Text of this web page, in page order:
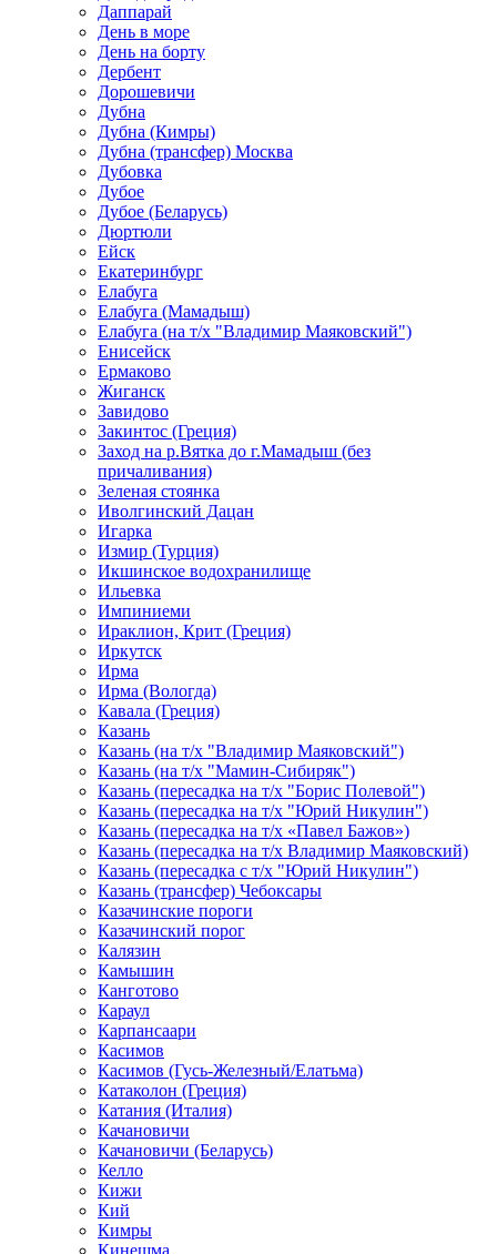
Даппарай
День в море
День на борту
Дербент
Дорошевичи
Дубна
Дубна (Кимры)
Дубна (трансфер) Москва
Дубовка
Дубое
Дубое (Беларусь)
Дюртюли
Ейск
Екатеринбург
Елабуга
Елабуга (Мамадыш)
Елабуга (на т/х "Владимир Маяковский")
Енисейск
Ермаково
Жиганск
Завидово
Закинтос (Греция)
Заход на р.Вятка до г.Мамадыш (без
причаливания)
Зеленая стоянка
Иволгинский Дацан
Игарка
Измир (Турция)
Икшинское водохранилище
Ильевка
Импиниеми
Ираклион, Крит (Греция)
Иркутск
Ирма
Ирма (Вологда)
Кавала (Греция)
Казань
Казань (на т/х "Владимир Маяковский")
Казань (на т/х "Мамин-Сибиряк")
Казань (пересадка на т/х "Борис Полевой")
Казань (пересадка на т/х "Юрий Никулин")
Казань (пересадка на т/х «Павел Бажов»)
Казань (пересадка на т/х Владимир Маяковский)
Казань (пересадка с т/х "Юрий Никулин")
Казань (трансфер) Чебоксары
Казачинские пороги
Казачинский порог
Калязин
Камышин
Канготово
Караул
Карпансаари
Касимов
Касимов (Гусь-Железный/Елатьма)
Катаколон (Греция)
Катания (Италия)
Качановичи
Качановичи (Беларусь)
Келло
Кижи
Кий
Кимры
Кинешма